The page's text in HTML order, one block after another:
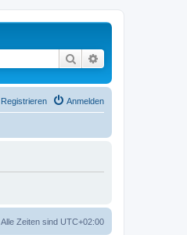
Suche
Anmelden
Registrieren
Alle Zeiten sind UTC+02:00